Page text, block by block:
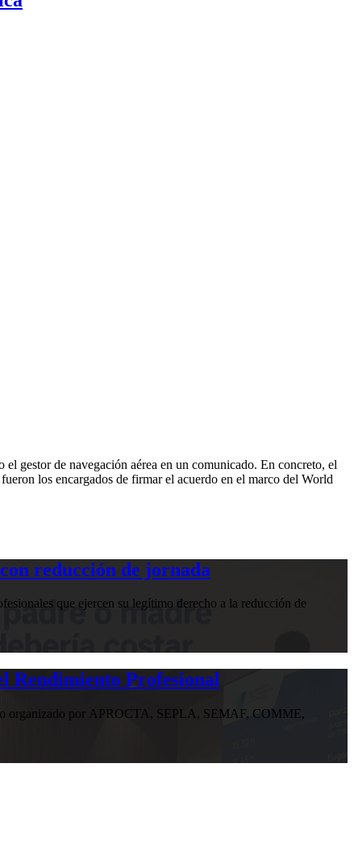
gestor de navegación aérea en un comunicado. En concreto, el
los encargados de firmar el acuerdo en el marco del World
reducción de jornada
que ejercen su legítimo derecho a la reducción de
Rendimiento Profesional
organizado por APROCTA, SEPLA, SEMAF, COMME,